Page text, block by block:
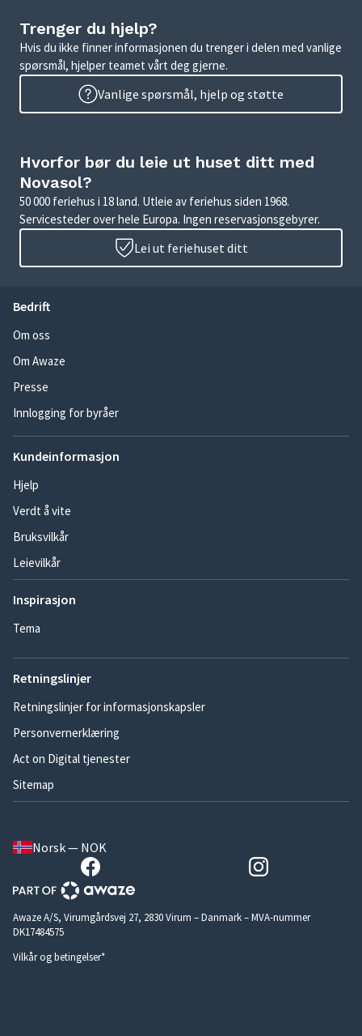
Trenger du hjelp?
Hvis du ikke finner informasjonen du trenger i delen med vanlige
spørsmål, hjelper teamet vårt deg gjerne.
Vanlige spørsmål, hjelp og støtte
Hvorfor bør du leie ut huset ditt med
Novasol?
50 000 feriehus i 18 land. Utleie av feriehus siden 1968.
Servicesteder over hele Europa. Ingen reservasjonsgebyrer.
Lei ut feriehuset ditt
Bedrift
Om oss
Om Awaze
Presse
Innlogging for byråer
Kundeinformasjon
Hjelp
Verdt å vite
Bruksvilkår
Leievilkår
Inspirasjon
Tema
Retningslinjer
Retningslinjer for informasjonskapsler
Personvernerklæring
Act on Digital tjenester
Sitemap
Norsk — NOK
Awaze A/S, Virumgårdsvej 27, 2830 Virum – Danmark – MVA-nummer
DK17484575
Vilkår og betingelser*